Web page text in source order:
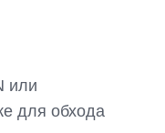
или
для обхода